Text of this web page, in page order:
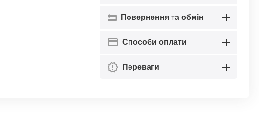
Повернення та обмін
Способи оплати
Переваги